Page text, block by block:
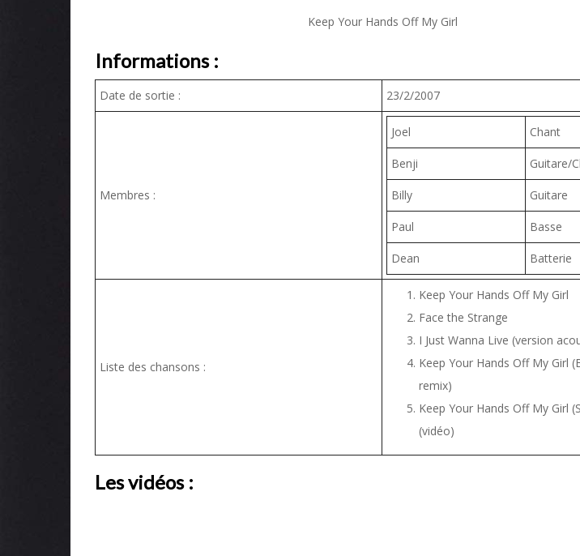
Keep Your Hands Off My Girl
Informations :
Date de sortie : 23/2/2007
Membres :
Joel Chant
Benji Guitare/
Billy Guitare
Paul Basse
Dean Batterie
Liste des chansons :
Keep Your Hands Off My Girl
Face the Strange
I Just Wanna Live (version
Keep Your Hands Off My Girl
remix)
Keep Your Hands Off My Girl
(vidéo)
Les vidéos :